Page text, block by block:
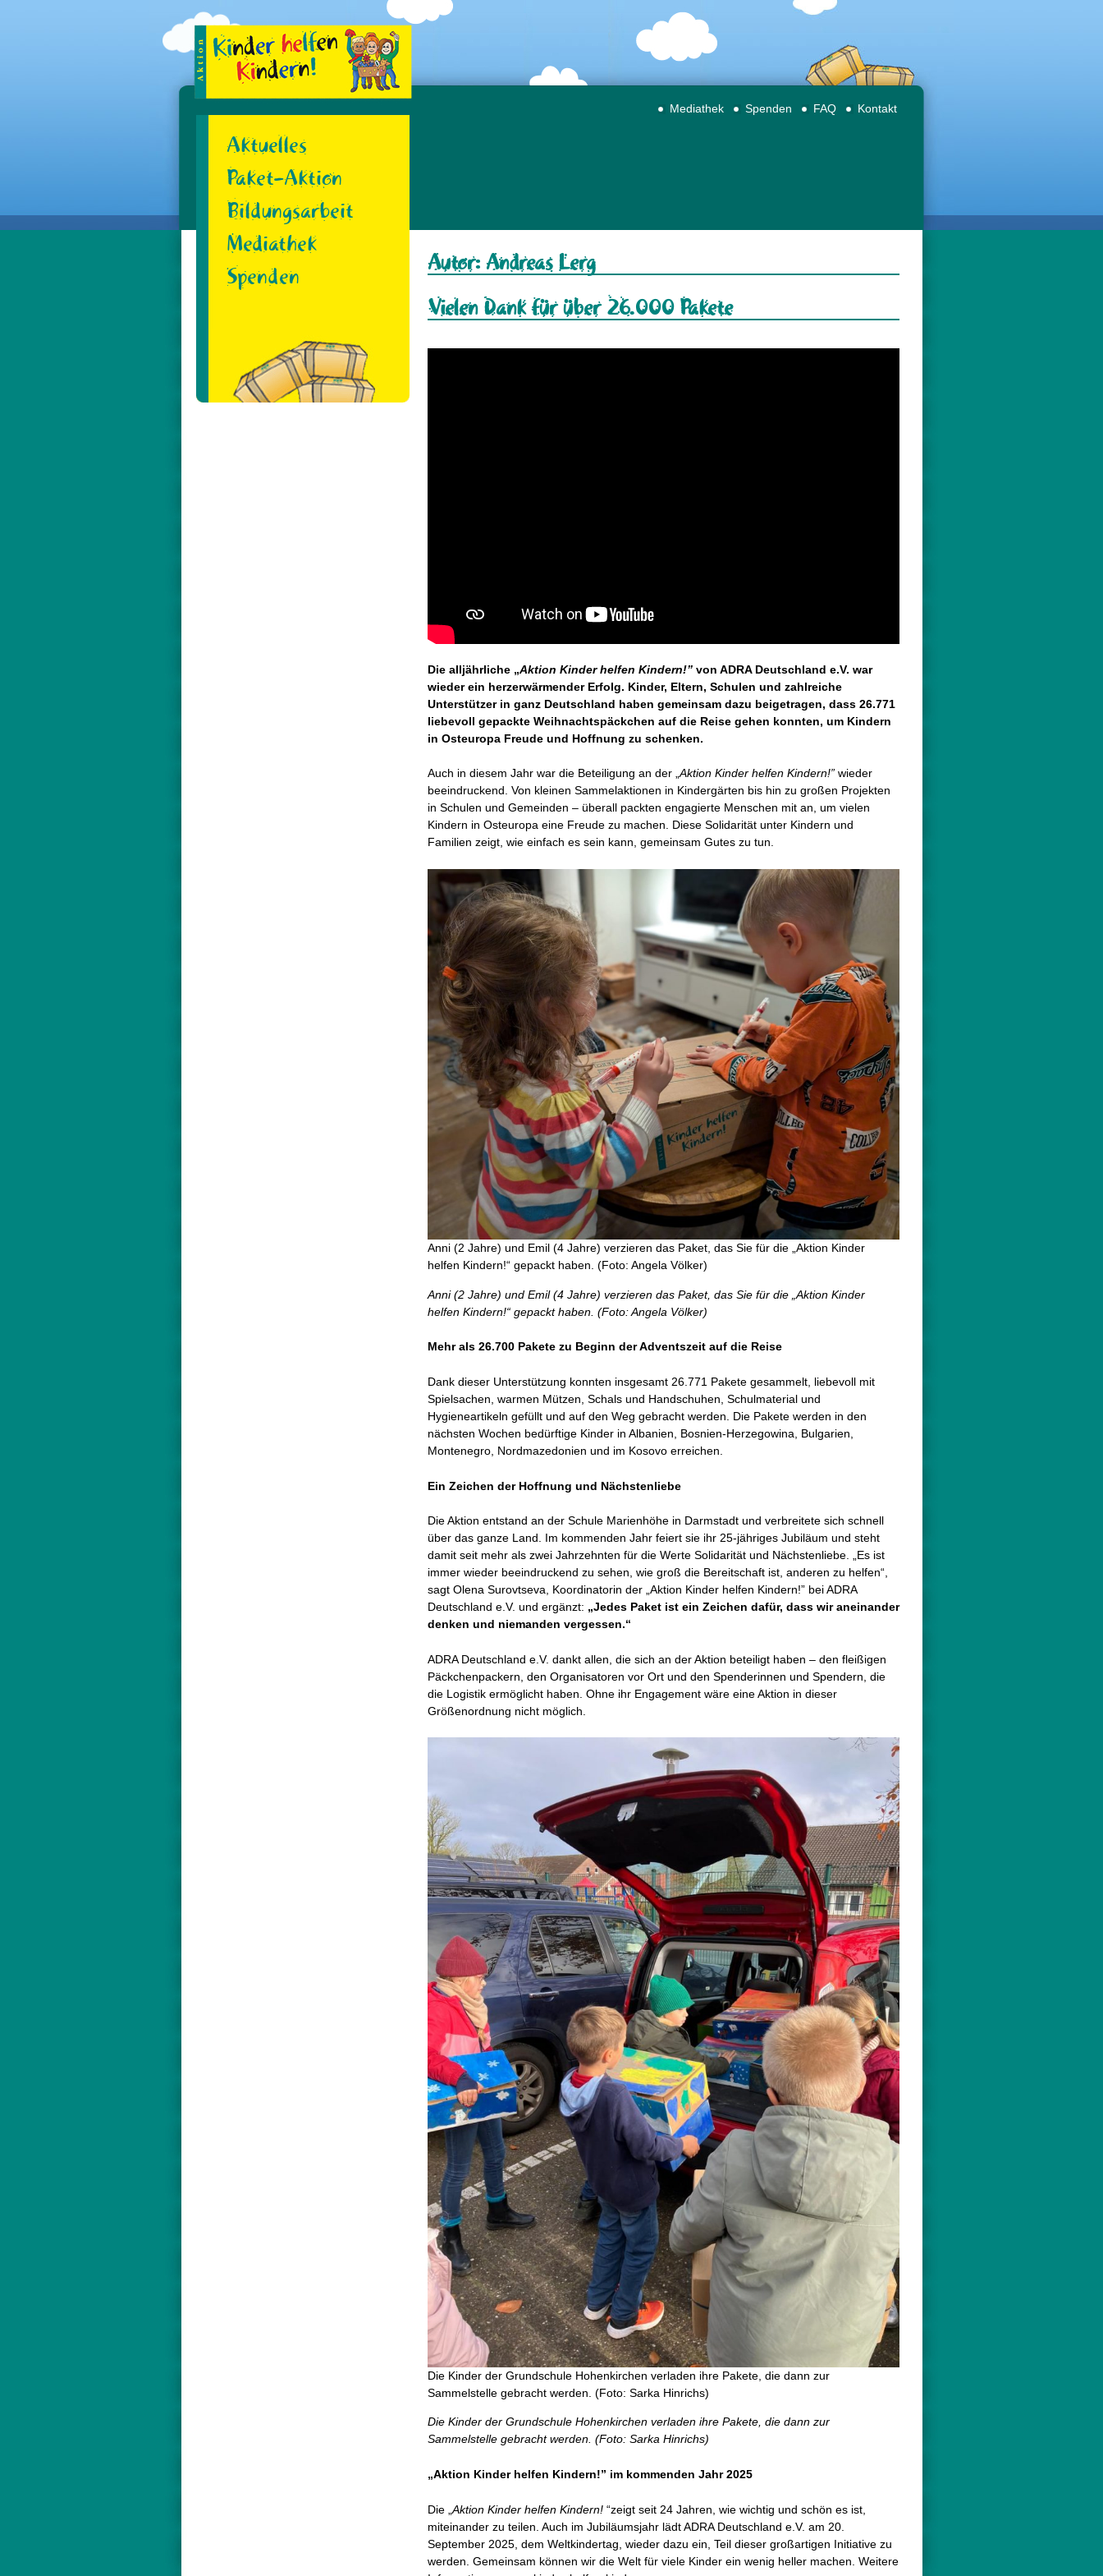
content
Mediathek Spenden FAQ Kontakt
Aktuelles
Paket-Aktion
Bildungsarbeit
Mediathek
Spenden
Autor: Andreas Lerg
Vielen Dank für über 26.000 Pakete
Die alljährliche „Aktion Kinder helfen Kindern!” von ADRA Deutschland e.V. war
wieder ein herzerwärmender Erfolg. Kinder, Eltern, Schulen und zahlreiche
Unterstützer in ganz Deutschland haben gemeinsam dazu beigetragen, dass 26.771
liebevoll gepackte Weihnachtspäckchen auf die Reise gehen konnten, um Kindern
in Osteuropa Freude und Hoffnung zu schenken.
Auch in diesem Jahr war die Beteiligung an der „Aktion Kinder helfen Kindern!” wieder
beeindruckend. Von kleinen Sammelaktionen in Kindergärten bis hin zu großen Projekten
in Schulen und Gemeinden – überall packten engagierte Menschen mit an, um vielen
Kindern in Osteuropa eine Freude zu machen. Diese Solidarität unter Kindern und
Familien zeigt, wie einfach es sein kann, gemeinsam Gutes zu tun.
Anni (2 Jahre) und Emil (4 Jahre) verzieren das Paket, das Sie für die „Aktion Kinder
helfen Kindern!“ gepackt haben. (Foto: Angela Völker)
Anni (2 Jahre) und Emil (4 Jahre) verzieren das Paket, das Sie für die „Aktion Kinder
helfen Kindern!“ gepackt haben. (Foto: Angela Völker)
Mehr als 26.700 Pakete zu Beginn der Adventszeit auf die Reise
Dank dieser Unterstützung konnten insgesamt 26.771 Pakete gesammelt, liebevoll mit
Spielsachen, warmen Mützen, Schals und Handschuhen, Schulmaterial und
Hygieneartikeln gefüllt und auf den Weg gebracht werden. Die Pakete werden in den
nächsten Wochen bedürftige Kinder in Albanien, Bosnien-Herzegowina, Bulgarien,
Montenegro, Nordmazedonien und im Kosovo erreichen.
Ein Zeichen der Hoffnung und Nächstenliebe
Die Aktion entstand an der Schule Marienhöhe in Darmstadt und verbreitete sich schnell
über das ganze Land. Im kommenden Jahr feiert sie ihr 25-jähriges Jubiläum und steht
damit seit mehr als zwei Jahrzehnten für die Werte Solidarität und Nächstenliebe. „Es ist
immer wieder beeindruckend zu sehen, wie groß die Bereitschaft ist, anderen zu helfen“,
sagt Olena Surovtseva, Koordinatorin der „Aktion Kinder helfen Kindern!” bei ADRA
Deutschland e.V. und ergänzt: „Jedes Paket ist ein Zeichen dafür, dass wir aneinander
denken und niemanden vergessen.“
ADRA Deutschland e.V. dankt allen, die sich an der Aktion beteiligt haben – den fleißigen
Päckchenpackern, den Organisatoren vor Ort und den Spenderinnen und Spendern, die
die Logistik ermöglicht haben. Ohne ihr Engagement wäre eine Aktion in dieser
Größenordnung nicht möglich.
Die Kinder der Grundschule Hohenkirchen verladen ihre Pakete, die dann zur
Sammelstelle gebracht werden. (Foto: Sarka Hinrichs)
Die Kinder der Grundschule Hohenkirchen verladen ihre Pakete, die dann zur
Sammelstelle gebracht werden. (Foto: Sarka Hinrichs)
„Aktion Kinder helfen Kindern!” im kommenden Jahr 2025
Die „ Aktion Kinder helfen Kindern! “zeigt seit 24 Jahren, wie wichtig und schön es ist,
miteinander zu teilen. Auch im Jubiläumsjahr lädt ADRA Deutschland e.V. am 20.
September 2025, dem Weltkindertag, wieder dazu ein, Teil dieser großartigen Initiative zu
werden. Gemeinsam können wir die Welt für viele Kinder ein wenig heller machen. Weitere